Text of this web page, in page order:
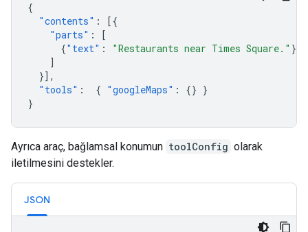
{
"contents" :
[{
"parts" :
[
{"text" : "Restaurants near Times Square." }
]
}],
"tools" : { "googleMaps" : {} }
}
Ayrıca araç, bağlamsal konumun toolConfig olarak
iletilmesini destekler.
JSON